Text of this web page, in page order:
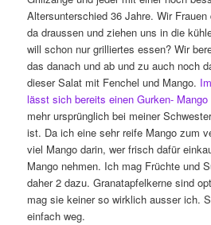
Altersunterschied 36 Jahre. Wir
da draussen und ziehen uns in die
will schon nur grilliertes essen? Wir
das danach und ab und zu auch noch
dieser Salat mit Fenchel und Mango.
lässt sich bereits einen Gurken-
mehr ursprünglich bei meiner
ist. Da ich eine sehr reife Mango zum
viel Mango darin, wer frisch dafür
Mango nehmen. Ich mag Früchte und
daher 2 dazu. Granatapfelkerne sind
mag sie keiner so wirklich ausser ich.
einfach weg.